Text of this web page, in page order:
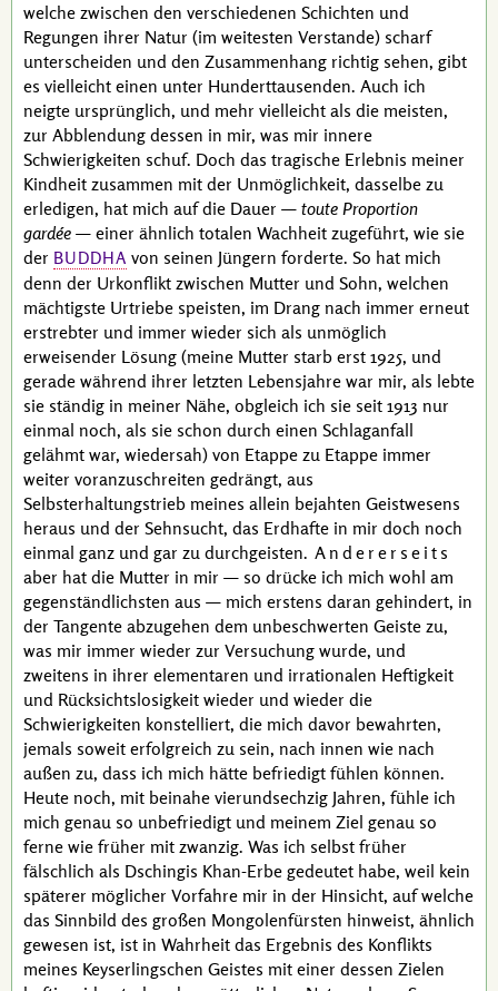
welche zwischen den verschiedenen Schichten und
Regungen ihrer Natur (im weitesten Verstande) scharf
unterscheiden und den Zusammenhang richtig sehen, gibt
es vielleicht einen unter Hunderttausenden. Auch ich
neigte ursprünglich, und mehr vielleicht als die meisten,
zur Abblendung dessen in mir, was mir innere
Schwierigkeiten schuf. Doch das tragische Erlebnis meiner
Kindheit zusammen mit der Unmöglichkeit, dasselbe zu
erledigen, hat mich auf die Dauer — toute Proportion
gardée — einer ähnlich totalen Wachheit zugeführt, wie sie
der BUDDHA von seinen Jüngern forderte. So hat mich
denn der Urkonflikt zwischen Mutter und Sohn, welchen
mächtigste Urtriebe speisten, im Drang nach immer erneut
erstrebter und immer wieder sich als unmöglich
erweisender Lösung (meine Mutter starb erst 1925, und
gerade während ihrer letzten Lebensjahre war mir, als lebte
sie ständig in meiner Nähe, obgleich ich sie seit 1913 nur
einmal noch, als sie schon durch einen Schlaganfall
gelähmt war, wiedersah) von Etappe zu Etappe immer
weiter voranzuschreiten gedrängt, aus
Selbsterhaltungstrieb meines allein bejahten Geistwesens
heraus und der Sehnsucht, das Erdhafte in mir doch noch
einmal ganz und gar zu durchgeisten. Andererseits
aber hat die Mutter in mir — so drücke ich mich wohl am
gegenständlichsten aus — mich erstens daran gehindert, in
der Tangente abzugehen dem unbeschwerten Geiste zu,
was mir immer wieder zur Versuchung wurde, und
zweitens in ihrer elementaren und irrationalen Heftigkeit
und Rücksichtslosigkeit wieder und wieder die
Schwierigkeiten konstelliert, die mich davor bewahrten,
jemals soweit erfolgreich zu sein, nach innen wie nach
außen zu, dass ich mich hätte befriedigt fühlen können.
Heute noch, mit beinahe vierundsechzig Jahren, fühle ich
mich genau so unbefriedigt und meinem Ziel genau so
ferne wie früher mit zwanzig. Was ich selbst früher
fälschlich als Dschingis Khan-Erbe gedeutet habe, weil kein
späterer möglicher Vorfahre mir in der Hinsicht, auf welche
das Sinnbild des großen Mongolenfürsten hinweist, ähnlich
gewesen ist, ist in Wahrheit das Ergebnis des Konflikts
meines Keyserlingschen Geistes mit einer dessen Zielen